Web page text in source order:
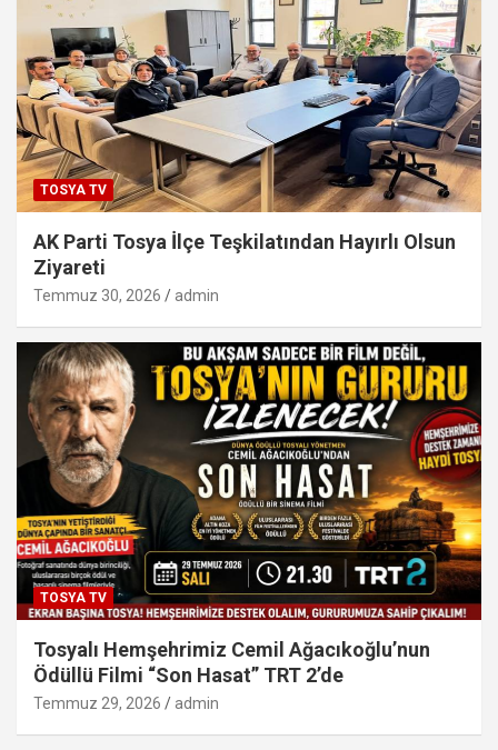
TOSYA TV
AK Parti Tosya İlçe Teşkilatından Hayırlı Olsun
Ziyareti
Temmuz 30, 2026 admin
TOSYA TV
Tosyalı Hemşehrimiz Cemil Ağacıkoğlu’nun
Ödüllü Filmi “Son Hasat” TRT 2’de
Temmuz 29, 2026 admin